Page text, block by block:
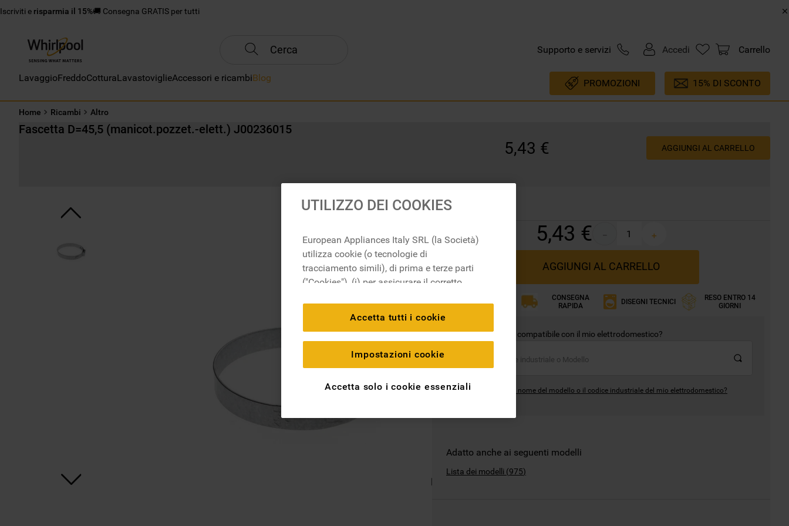
Iscriviti e risparmia il 15%🚚 Consegna GRATIS per tutti
Cerca Supporto e servizi Accedi Carrello
LavaggioFreddoCotturaLavastoviglieAccessori e ricambiBlog PROMOZIONI 15% DI SCONTO
Home Ricambi Altro
Fascetta D=45,5 (manicot.pozzet.-elett.) J00236015
5,43 € AGGIUNGI AL CARRELLO
5,43 € ＋
AGGIUNGI AL CARRELLO
ORIGINALI
CONSEGNA
RAPIDA
DISEGNI TECNICI
RESO ENTRO 14
GIORNI
Questo ricambio è compatibile con il mio elettrodomestico?
Dove posso trovare il nome del modello o il codice industriale del mio elettrodomestico?
Adatto anche ai seguenti modelli
Lista dei modelli (975)
UTILIZZO DEI COOKIES
European Appliances Italy SRL (la Società)
utilizza cookie (o tecnologie di
tracciamento simili), di prima e terze parti
("Cookies"), (i) per assicurare il corretto
migliorare l'esperienza di navigazione
(cookie tecnici), (ii) per finalità statistiche e
per rilevare l’audience del nostro sito e
come interagisce con il sito (cookie
analitici), (iii) per annunci personalizzati e
(anche per il tramite di terze parti e su altri
esempio Google LLC - scopri maggiori
informazioni sulla Privacy Policy di Google
Accetta tutti i cookie
Impostazioni cookie
Accetta solo i cookie essenziali